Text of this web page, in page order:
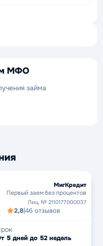
МФО
займа
МигКредит
Первый заем без процентов
Лиц. № 2110177000037
2,8|46 отзывов
5 дней до 52 недель